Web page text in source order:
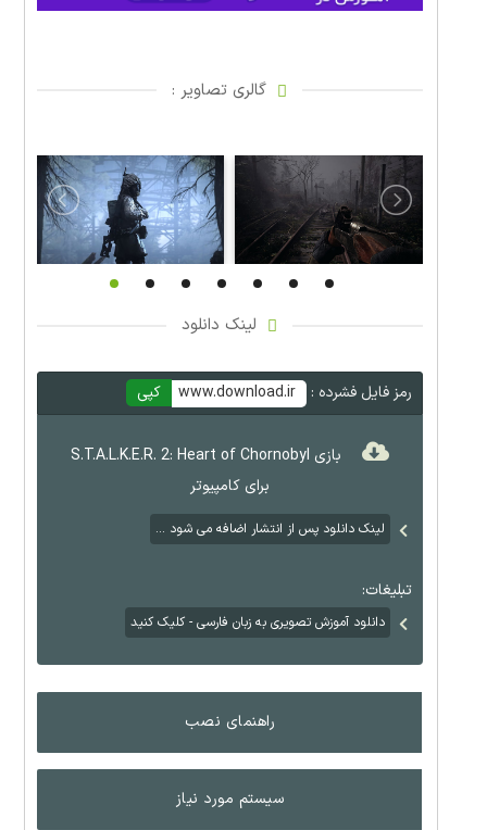
گالری تصاویر :
لینک دانلود
رمز فایل فشرده : www.download.ir کپی
بازی S.T.A.L.K.E.R. 2: Heart of Chornobyl
برای کامپیوتر
لینک دانلود پس از انتشار اضافه می شود ...
تبلیغات:
دانلود آموزش تصویری به زبان فارسی - کلیک کنید
راهنمای نصب
سیستم مورد نیاز